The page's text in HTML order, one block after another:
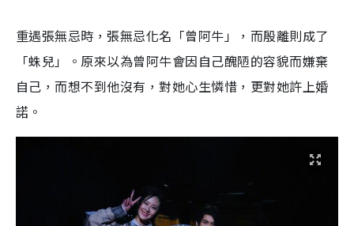
重遇張無忌時，張無忌化名「曾阿牛」，而殷離則成了
「蛛兒」。原來以為曾阿牛會因自己醜陋的容貌而嫌棄
自己，而想不到他沒有，對她心生憐惜，更對她許上婚
諾。